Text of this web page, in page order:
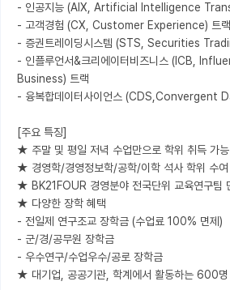
- 인공지능 (AIX, Artificial Intelligence
- 고객경험 (CX, Customer Experience) 트랙
- 증권트레이딩시스템 (STS, Securities
- 인플루언서&크리에이터비즈니스 (ICB,
Business) 트랙
- 융복합데이터사이언스 (CDS,Convergent
[주요 특징]
★ 주말 및 평일 저녁 수업만으로 학위 취득 가능
★ 경영학/경영정보학/공학/이학 석사 학위 수여
★ BK21FOUR 경영분야 전국단위 교육연구팀
★ 다양한 장학 혜택
- 전일제 연구조교 장학금 (수업료 100% 면제)
- 군/경/공무원 장학금
- 우수연구/수업우수/공로 장학금
★ 대기업, 공공기관, 학계에서 활동하는 600명